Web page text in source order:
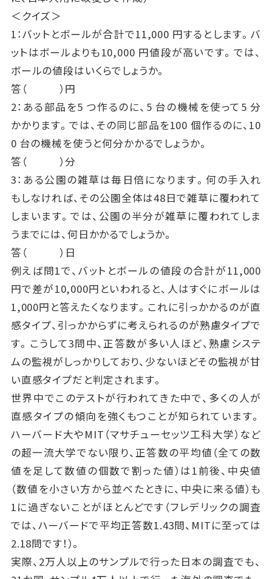
＜クイズ＞
1：バットとボールが合計で11,000 円するとします。バ
ットはボールよりも10,000 円値段が高いです。では、
ボールの値段はいくらでしょうか。
答（ ）円
2：ある部品を5 つ作るのに、5 台の機械を使って5 分
かかります。では、その同じ部品を100 個作るのに、10
0 台の機械を使うと何分かかるでしょうか。
答（ ）分
3：ある公園の雑草は毎日倍になります。何の手入れ
もしなければ、その公園全体は48日で雑草に覆われて
しまいます。では、公園の半分が雑草に覆われてしま
うまでには、何日かかるでしょうか。
答（ ）日
例えば問1で、バットとボールの値段の合計が11,000
円で差が10,000円といわれると、人はすぐにボールは
1,000円と答えたくなります。これに引っかかるのが直
感タイプ、引っかからずに考えられるのが熟慮タイプで
す。こうして3問中、正答数が多い人ほど、熟慮システ
ムの監視がしっかりしており、少ないほどその監視が甘
い直感タイプだと判定されます。
世界中でこのテストが行われてきた中で、多くの人が
直感タイプの傾向を強くもつことが知られています。
ハーバード大やMIT（マサチューセッツ工科大学）など
の超一流大学でない限り、正答数の平均値（全ての数
値を足して数値の個数で割った値）は1前後、中央値
（数値を小さい方から並べたときに、中央に来る値）も
1に過ぎないことがほとんどです（フレデリックの調査
では、ハーバードで平均正答数1.43問、MITに至っては
2.18問です！）。
実際、2万人以上のサンプルで行った日本の調査でも、